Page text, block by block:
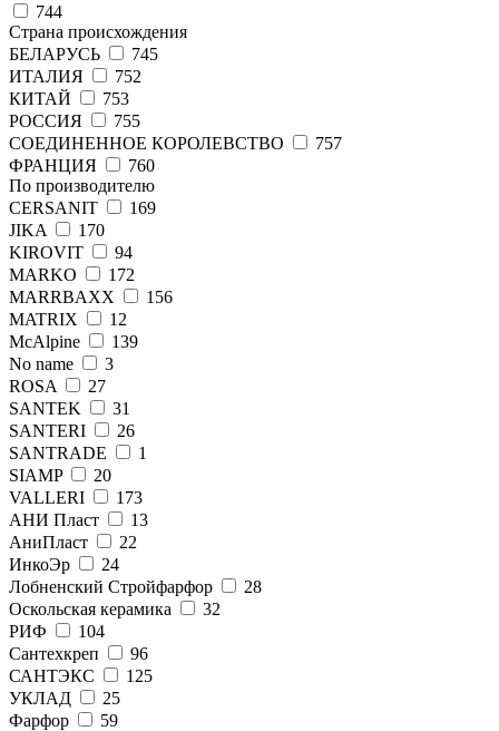
744
Страна происхождения
БЕЛАРУСЬ
745
ИТАЛИЯ
752
КИТАЙ
753
РОССИЯ
755
СОЕДИНЕННОЕ КОРОЛЕВСТВО
757
ФРАНЦИЯ
760
По производителю
CERSANIT
169
JIKA
170
KIROVIT
94
MARKO
172
MARRBAXX
156
MATRIX
12
McAlpine
139
No name
3
ROSA
27
SANTEK
31
SANTERI
26
SANTRADE
1
SIAMP
20
VALLERI
173
АНИ Пласт
13
АниПласт
22
ИнкоЭр
24
Лобненский Стройфарфор
28
Оскольская керамика
32
РИФ
104
Сантехкреп
96
САНТЭКС
125
УКЛАД
25
Фарфор
59